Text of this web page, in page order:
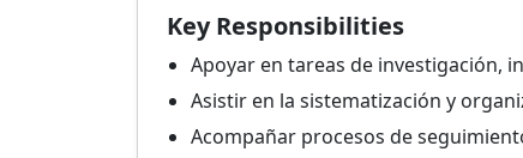
Key Responsibilities
Apoyar en tareas de investigación,
Asistir en la sistematización y
Acompañar procesos de